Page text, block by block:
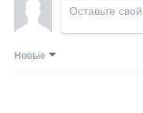
Новые